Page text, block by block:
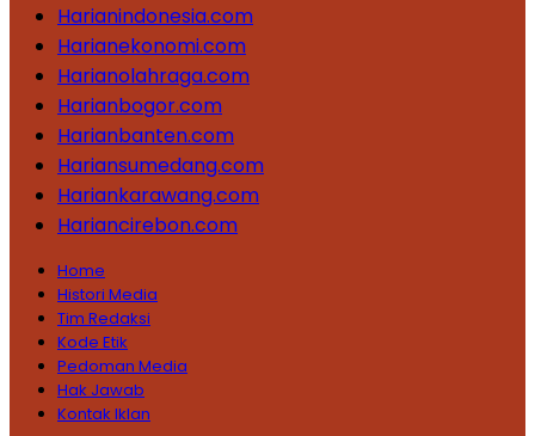
Harianindonesia.com
Harianekonomi.com
Harianolahraga.com
Harianbogor.com
Harianbanten.com
Hariansumedang.com
Hariankarawang.com
Hariancirebon.com
Home
Histori Media
Tim Redaksi
Kode Etik
Pedoman Media
Hak Jawab
Kontak Iklan